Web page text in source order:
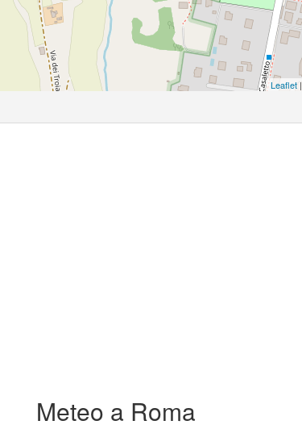
Leaflet
Meteo a Roma